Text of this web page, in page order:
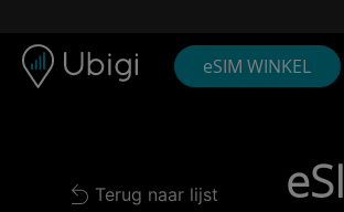
eSIM WINKEL
Back to list
Terug naar lijst